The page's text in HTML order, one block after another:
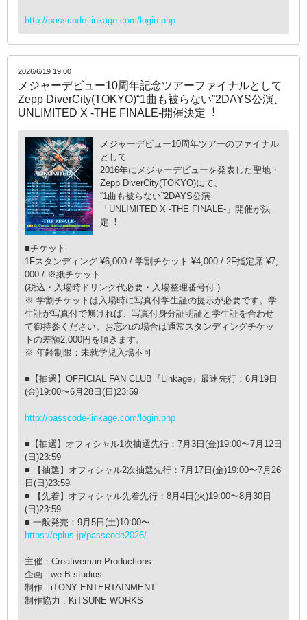
http://passcode-linkage.com/login.php
2026/6/19 19:00
メジャーデビュー10周年記念ツアーファイナルとして
Zepp DiverCity(TOKYO)“1曲も被らない”2DAYS公演、
UNLIMITED X -THE FINALE-開催決定︕
メジャーデビュー10周年ツアーのファイナル
として
2016年にメジャーデビューを発表した聖地・
Zepp DiverCity(TOKYO)にて、
“1曲も被らない”2DAYS公演
「UNLIMITED X -THE FINALE-」開催が決
定︕
■チケット
1Fスタンディング ¥6,000 / 学割チケット ¥4,000 / 2F指定席 ¥7,
000 / ※紙チケット
(税込・⼊場時ドリンク代必要・⼊場整理番号付 )
※ 学割チケットは⼊場時に写真付学⽣証の提⽰が必要です。学
⽣証が写真付で無ければ、写真付⾝分証明証と学⽣証を合わせ
て御持参ください。お忘れの場合は通常スタンディングチケッ
トの差額2,000円を頂きます。
※ 年齢制限：未就学児⼊場不可
■【抽選】OFFICIAL FAN CLUB『Linkage』最速先⾏：6⽉19⽇
(⾦)19:00〜6⽉28⽇(⽇)23:59
http://passcode-linkage.com/login.php
■【抽選】オフィシャル1次抽選先⾏：7⽉3⽇(⾦)19:00〜7⽉12⽇
(⽇)23:59
■ 【抽選】オフィシャル2次抽選先⾏：7⽉17⽇(⾦)19:00〜7⽉26
⽇(⽇)23:59
■ 【先着】オフィシャル先着先⾏：8⽉4⽇(⽕)19:00〜8⽉30⽇
(⽇)23:59
■ ⼀般発売：9⽉5⽇(⼟)10:00〜
https://eplus.jp/passcode2026/
主催：Creativeman Productions
企画 : we-B studios
制作 : iTONY ENTERTAINMENT
制作協⼒ : KiTSUNE WORKS